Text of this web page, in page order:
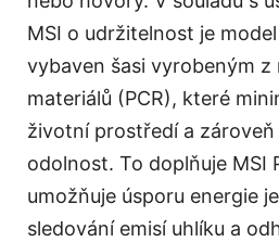
MSI o udržitelnost je model
vybaven šasi vyrobeným
materiálů (PCR), které
životní prostředí a
odolnost. To doplňuje MSI
umožňuje úsporu energie
sledování emisí uhlíku a